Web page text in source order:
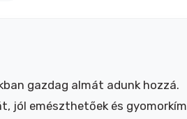
gazdag almát adunk hozzá.
jól emészthetőek és